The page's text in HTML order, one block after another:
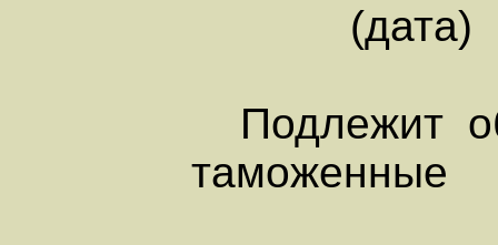
(дата)
Подлежит
таможенные